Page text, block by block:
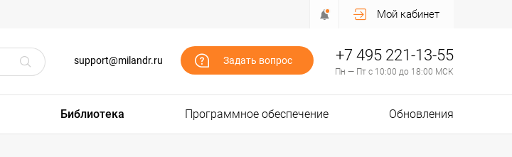
Мой кабинет
support@milandr.ru Задать вопрос +7 495 221-13-55
Пн — Пт с 10:00 до 18:00 МСК
Библиотека Программное обеспечение Обновления